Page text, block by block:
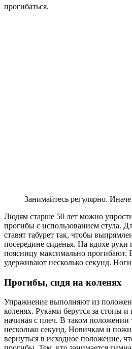
прогибаться.
Занимайтесь регулярно.
Людям старше 50 лет можно
прогибы с использованием стула.
ставят табурет так, чтобы
посередине сиденья. На вдохе руки
поясницу максимально прогибают.
удерживают несколько секунд.
Прогибы, сидя на коленях
Упражнение выполняют из
коленях. Руками берутся за стопы и
начиная с плеч. В таком положении
несколько секунд. Новичкам и
вернуться в исходное положение,